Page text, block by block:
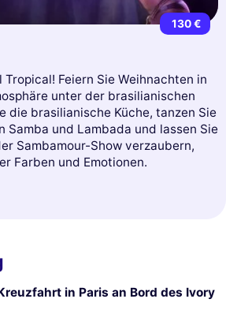
130 €
Tropical! Feiern Sie Weihnachten in
unter der brasilianischen
die brasilianische Küche, tanzen Sie
Samba und Lambada und lassen Sie
Sambamour-Show verzaubern,
Farben und Emotionen.
in Paris an Bord des Ivory